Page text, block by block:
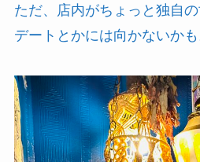
ただ、店内がちょっと独自
デートとかには向かないかも